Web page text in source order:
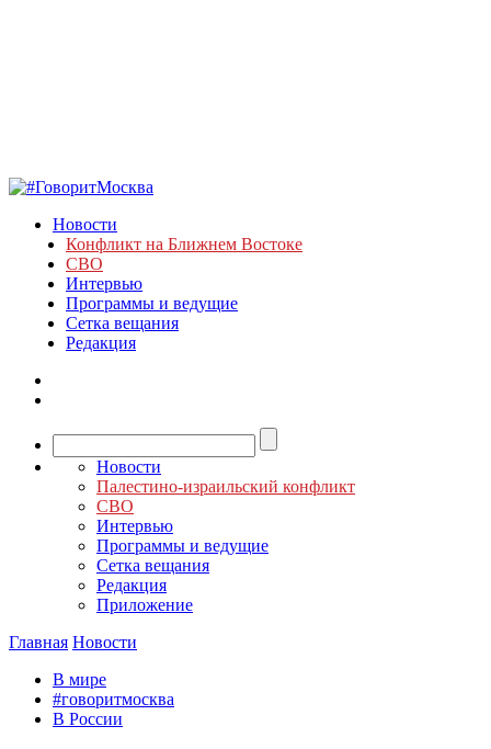
Новости
Конфликт на Ближнем Востоке
СВО
Интервью
Программы и ведущие
Сетка вещания
Редакция
Новости
Палестино-израильский конфликт
СВО
Интервью
Программы и ведущие
Сетка вещания
Редакция
Приложение
Главная Новости
В мире
#говоритмосква
В России